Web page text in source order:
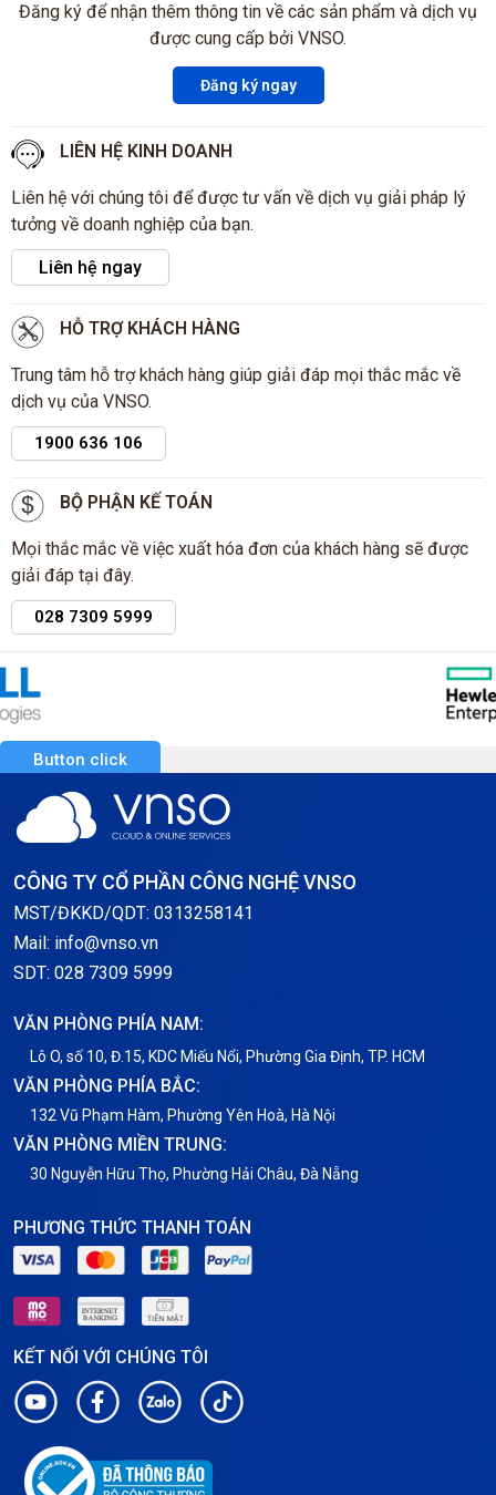
Đăng ký để nhận thêm thông tin về các sản phẩm và dịch vụ
được cung cấp bởi VNSO.
Đăng ký ngay
LIÊN HỆ KINH DOANH
Liên hệ với chúng tôi để được tư vấn về dịch vụ giải pháp lý
tưởng về doanh nghiệp của bạn.
Liên hệ ngay
HỖ TRỢ KHÁCH HÀNG
Trung tâm hỗ trợ khách hàng giúp giải đáp mọi thắc mắc về
dịch vụ của VNSO.
1900 636 106
BỘ PHẬN KẾ TOÁN
Mọi thắc mắc về việc xuất hóa đơn của khách hàng sẽ được
giải đáp tại đây.
028 7309 5999
Button click
CÔNG TY CỔ PHẦN CÔNG NGHỆ VNSO
MST/ĐKKD/QDT: 0313258141
Mail: info@vnso.vn
SDT: 028 7309 5999
VĂN PHÒNG PHÍA NAM:
Lô O, số 10, Đ.15, KDC Miếu Nổi, Phường Gia Định, TP. HCM
VĂN PHÒNG PHÍA BẮC:
132 Vũ Phạm Hàm, Phường Yên Hoà, Hà Nội
VĂN PHÒNG MIỀN TRUNG:
30 Nguyễn Hữu Thọ, Phường Hải Châu, Đà Nẵng
PHƯƠNG THỨC THANH TOÁN
KẾT NỐI VỚI CHÚNG TÔI